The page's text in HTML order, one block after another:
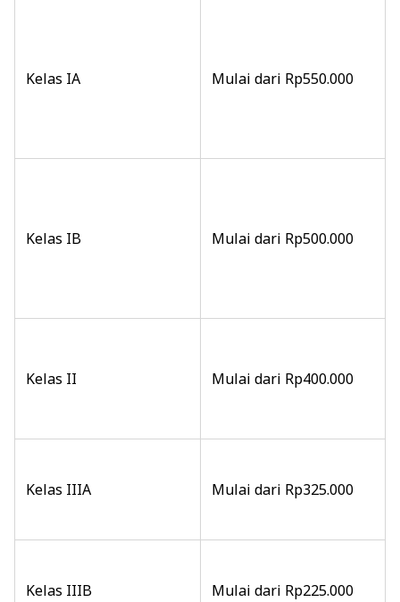
Kelas IA Mulai dari Rp550.000
Kelas IB Mulai dari Rp500.000
Kelas II Mulai dari Rp400.000
Kelas IIIA Mulai dari Rp325.000
Kelas IIIB Mulai dari Rp225.000